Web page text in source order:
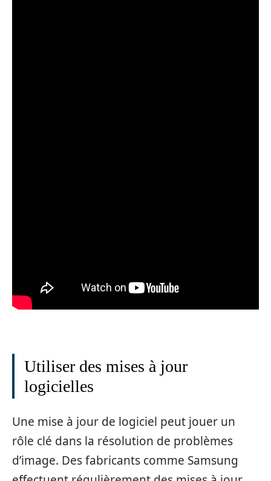
Utiliser des mises à jour
logicielles
Une mise à jour de logiciel peut jouer un
rôle clé dans la résolution de problèmes
d’image. Des fabricants comme Samsung